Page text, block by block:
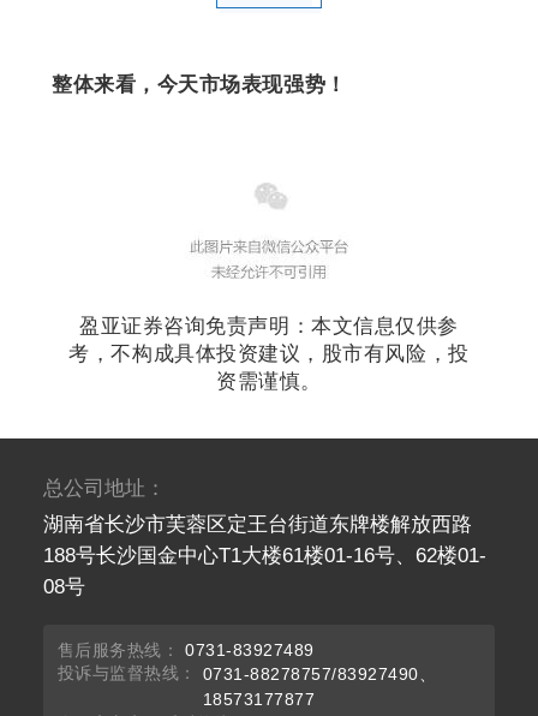
整体来看 ， 今天市场表现强势！
盈亚证券咨询免责声明：本文信息仅供参
考，不构成具体投资建议，股市有风险，投
资需谨慎。
总公司地址：
湖南省长沙市芙蓉区定王台街道东牌楼解放西路
188号长沙国金中心T1大楼61楼01-16号、62楼01-
08号
售后服务热线：
0731-83927489
投诉与监督热线：
0731-88278757/83927490、
18573177877